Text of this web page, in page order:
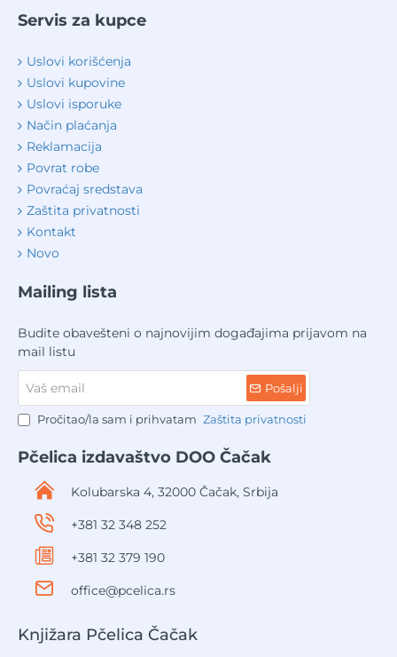
Servis za kupce
Uslovi korišćenja
Uslovi kupovine
Uslovi isporuke
Način plaćanja
Reklamacija
Povrat robe
Povraćaj sredstava
Zaštita privatnosti
Kontakt
Novo
Mailing lista
Budite obavešteni o najnovijim događajima prijavom na
mail listu
email
Pošalji
Pročitao/la sam i prihvatam Zaštita privatnosti
Pčelica izdavaštvo DOO Čačak
Kolubarska 4, 32000 Čačak, Srbija
+381 32 348 252
+381 32 379 190
office@pcelica.rs
Knjižara Pčelica Čačak